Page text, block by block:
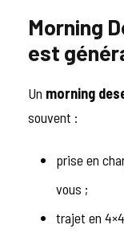
Morning
est
Un morning
souvent :
prise en
vous ;
trajet en